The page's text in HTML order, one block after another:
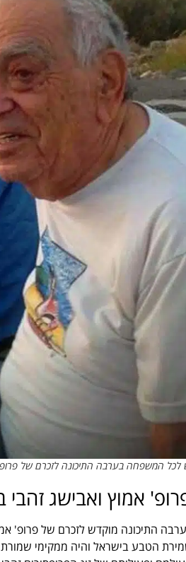
לכל המשפחה בערבה התיכונה לזכרם של פרופ
אמוץ ואבישג
28-29 במרץ, בערבה התיכונה מוקדש לזכרם של
הטבע בישראל והיה ממקימי שמורת